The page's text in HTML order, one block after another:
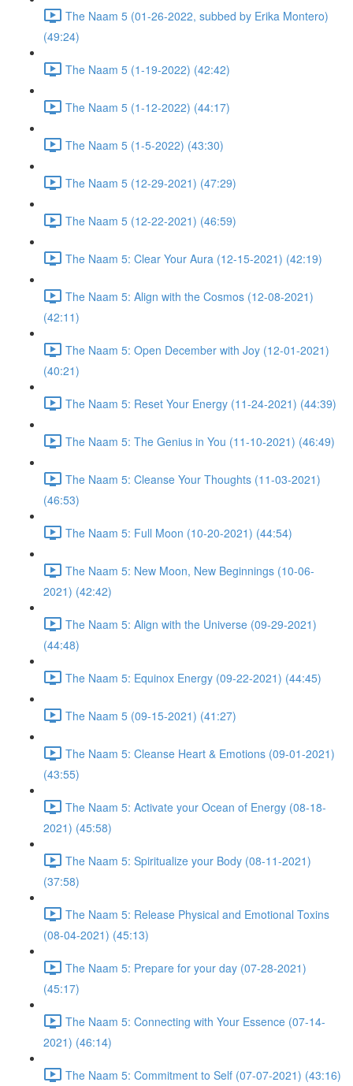
The Naam 5 (01-26-2022, subbed by Erika Montero)
(49:24)
The Naam 5 (1-19-2022) (42:42)
The Naam 5 (1-12-2022) (44:17)
The Naam 5 (1-5-2022) (43:30)
The Naam 5 (12-29-2021) (47:29)
The Naam 5 (12-22-2021) (46:59)
The Naam 5: Clear Your Aura (12-15-2021) (42:19)
The Naam 5: Align with the Cosmos (12-08-2021)
(42:11)
The Naam 5: Open December with Joy (12-01-2021)
(40:21)
The Naam 5: Reset Your Energy (11-24-2021) (44:39)
The Naam 5: The Genius in You (11-10-2021) (46:49)
The Naam 5: Cleanse Your Thoughts (11-03-2021)
(46:53)
The Naam 5: Full Moon (10-20-2021) (44:54)
The Naam 5: New Moon, New Beginnings (10-06-
2021) (42:42)
The Naam 5: Align with the Universe (09-29-2021)
(44:48)
The Naam 5: Equinox Energy (09-22-2021) (44:45)
The Naam 5 (09-15-2021) (41:27)
The Naam 5: Cleanse Heart & Emotions (09-01-2021)
(43:55)
The Naam 5: Activate your Ocean of Energy (08-18-
2021) (45:58)
The Naam 5: Spiritualize your Body (08-11-2021)
(37:58)
The Naam 5: Release Physical and Emotional Toxins
(08-04-2021) (45:13)
The Naam 5: Prepare for your day (07-28-2021)
(45:17)
The Naam 5: Connecting with Your Essence (07-14-
2021) (46:14)
The Naam 5: Commitment to Self (07-07-2021) (43:16)